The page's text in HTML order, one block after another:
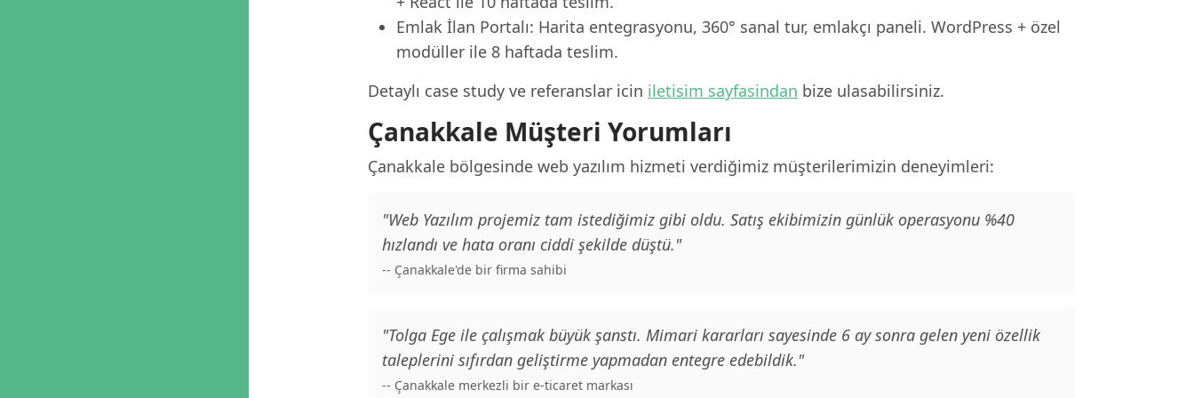
Emlak İlan Portalı: Harita entegrasyonu, 360° sanal tur, emlakçı paneli. WordPress + özel
modüller ile 8 haftada teslim.
Detaylı case study ve referanslar icin iletisim sayfasindan bize ulasabilirsiniz.
Çanakkale Müşteri Yorumları
Çanakkale bölgesinde web yazılım hizmeti verdiğimiz müşterilerimizin deneyimleri:
"Web Yazılım projemiz tam istediğimiz gibi oldu. Satış ekibimizin günlük operasyonu %40
hızlandı ve hata oranı ciddi şekilde düştü."
-- Çanakkale'de bir firma sahibi
"Tolga Ege ile çalışmak büyük şanstı. Mimari kararları sayesinde 6 ay sonra gelen yeni özellik
taleplerini sıfırdan geliştirme yapmadan entegre edebildik."
-- Çanakkale merkezli bir e-ticaret markası